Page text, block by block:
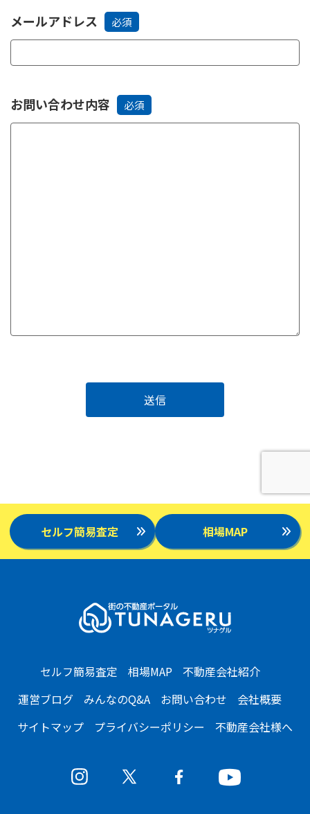
セルフ簡易査定 相場MAP
メールアドレス 必須
お問い合わせ内容 必須
セルフ簡易査定 相場MAP
不動産会社紹介
運営ブログ
みんなのQ&A お問い合わせ
会社概要
サイトマップ
プライバシーポリシー 不動産会社様へ